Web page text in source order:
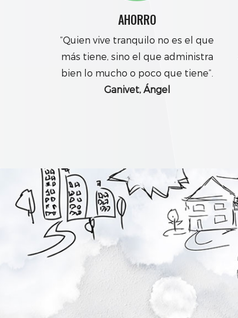
AHORRO
“Quien vive tranquilo no es el que
más tiene, sino el que administra
bien lo mucho o poco que tiene”.
Ganivet, Ángel